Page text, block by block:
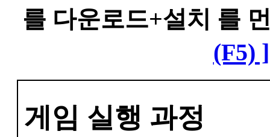
를 다운로드+설치 를
(F5) ]
게임 실행 과정